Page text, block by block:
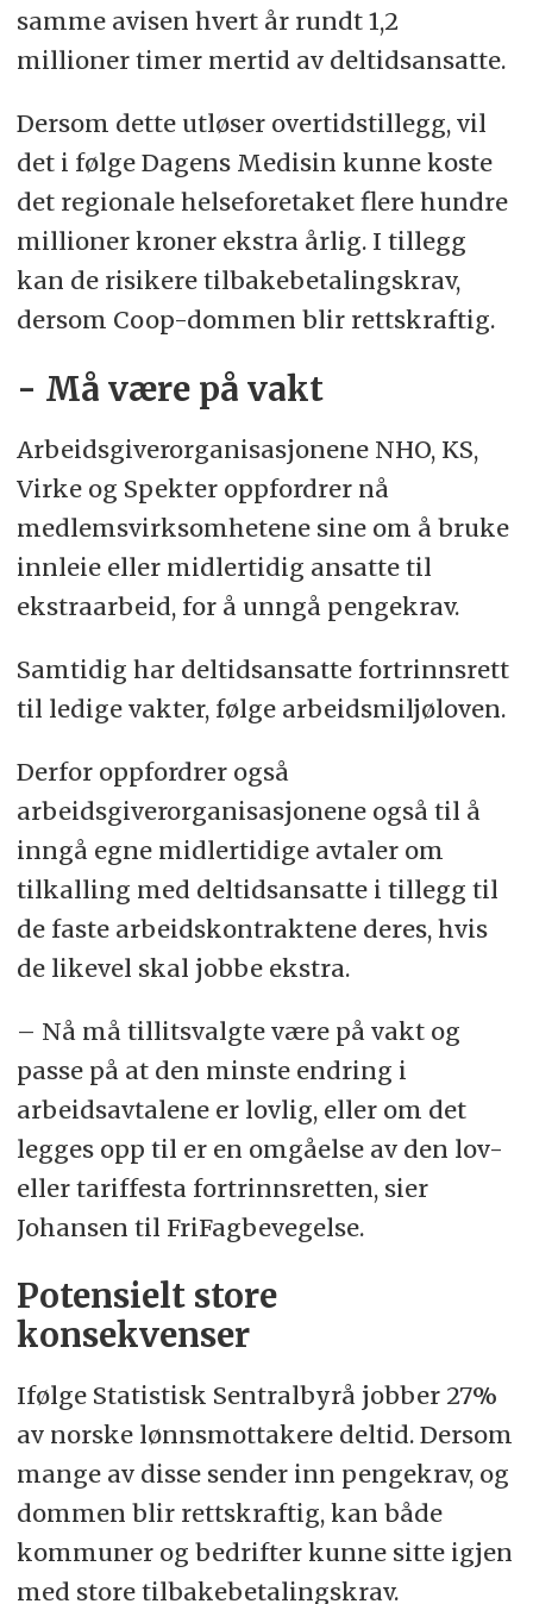
samme avisen hvert år rundt 1,2
millioner timer mertid av deltidsansatte.
Dersom dette utløser overtidstillegg, vil
det i følge Dagens Medisin kunne koste
det regionale helseforetaket flere hundre
millioner kroner ekstra årlig. I tillegg
kan de risikere tilbakebetalingskrav,
dersom Coop-dommen blir rettskraftig.
- Må være på vakt
Arbeidsgiverorganisasjonene NHO, KS,
Virke og Spekter oppfordrer nå
medlemsvirksomhetene sine om å bruke
innleie eller midlertidig ansatte til
ekstraarbeid, for å unngå pengekrav.
Samtidig har deltidsansatte fortrinnsrett
til ledige vakter, følge arbeidsmiljøloven.
Derfor oppfordrer også
arbeidsgiverorganisasjonene også til å
inngå egne midlertidige avtaler om
tilkalling med deltidsansatte i tillegg til
de faste arbeidskontraktene deres, hvis
de likevel skal jobbe ekstra.
– Nå må tillitsvalgte være på vakt og
passe på at den minste endring i
arbeidsavtalene er lovlig, eller om det
legges opp til er en omgåelse av den lov-
eller tariffesta fortrinnsretten, sier
Johansen til FriFagbevegelse.
Potensielt store
konsekvenser
Ifølge Statistisk Sentralbyrå jobber 27%
av norske lønnsmottakere deltid. Dersom
mange av disse sender inn pengekrav, og
dommen blir rettskraftig, kan både
kommuner og bedrifter kunne sitte igjen
med store tilbakebetalingskrav.